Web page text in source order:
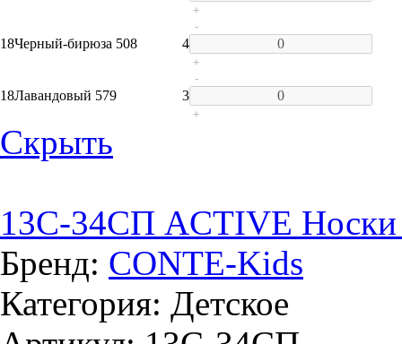
+
18Черный-бирюза 508 4
-
+
18Лавандовый 579 3
-
+
Скрыть
13C-34СП ACTIVE Носки
Бренд: CONTE-Kids
Категория: Детское